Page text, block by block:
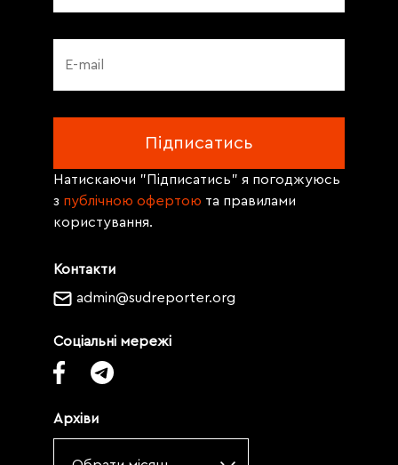
Контакти
admin@sudreporter.org
Соціальні мережі
Архіви
Натискаючи "Підписатись" я погоджуюсь
з публічною офертою та правилами
користування.